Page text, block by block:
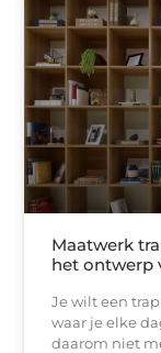
Maatwerk
het ontwerp
Je wilt een
waar je elke
daarom niet